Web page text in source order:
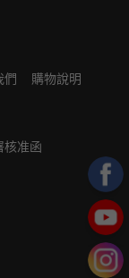
們 購物說明
核准函